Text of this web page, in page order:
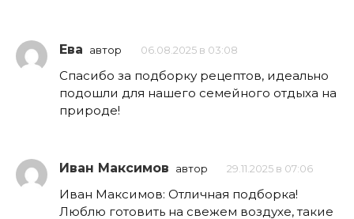
Ева автор 06.08.2025 в 03:08
Спасибо за подборку рецептов, идеально
подошли для нашего семейного отдыха на
природе!
Иван Максимов автор 29.11.2025 в 07:06
Иван Максимов: Отличная подборка!
Люблю готовить на свежем воздухе, такие